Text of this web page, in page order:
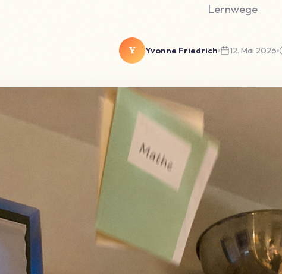
Lernwege
Y Yvonne Friedrich 12. Mai 2026